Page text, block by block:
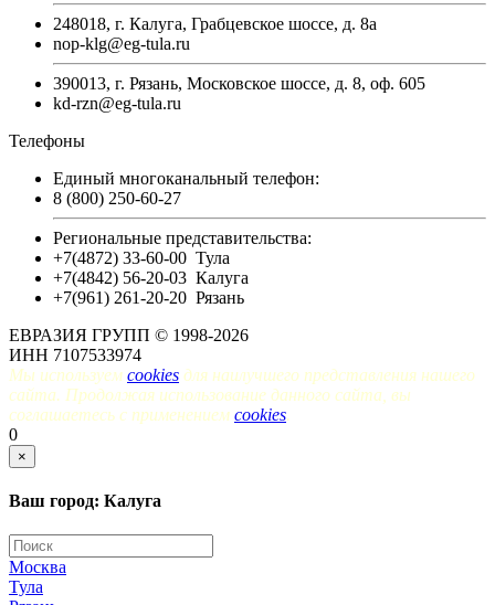
248018, г. Калуга, Грабцевское шоссе, д. 8а
nop-klg@eg-tula.ru
390013, г. Рязань, Московское шоссе, д. 8, оф. 605
kd-rzn@eg-tula.ru
Телефоны
Единый многоканальный телефон:
8 (800) 250-60-27
Региональные представительства:
+7(4872) 33-60-00 Тула
+7(4842) 56-20-03 Калуга
+7(961) 261-20-20 Рязань
ЕВРАЗИЯ ГРУПП © 1998-2026
ИНН 7107533974
Мы используем cookies для наилучшего представления нашего
сайта. Продолжая использование данного сайта, вы
соглашаетесь с применением cookies.
0
×
Ваш город: Калуга
Москва
Тула